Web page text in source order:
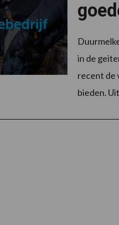
in de
recent de
bieden.